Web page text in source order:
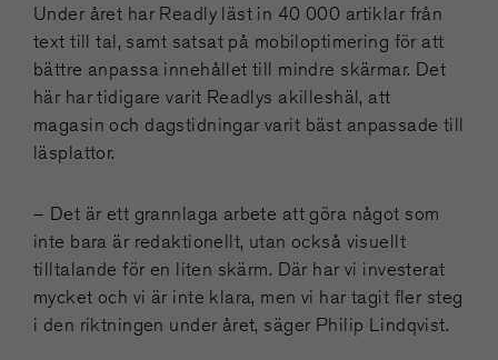
Under året har Readly läst in 40 000 artiklar från
text till tal, samt satsat på mobiloptimering för att
bättre anpassa innehållet till mindre skärmar. Det
här har tidigare varit Readlys akilleshäl, att
magasin och dagstidningar varit bäst anpassade till
läsplattor.
– Det är ett grannlaga arbete att göra något som
inte bara är redaktionellt, utan också visuellt
tilltalande för en liten skärm. Där har vi investerat
mycket och vi är inte klara, men vi har tagit fler steg
i den riktningen under året, säger Philip Lindqvist.